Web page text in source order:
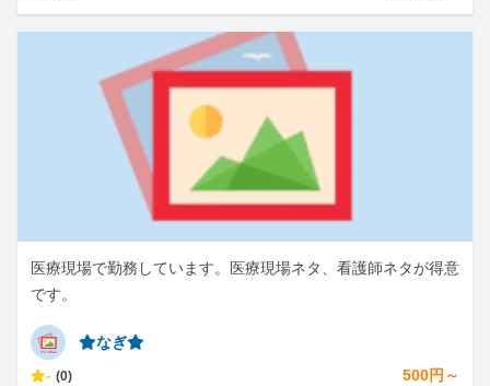
医療現場で勤務しています。医療現場ネタ、看護師ネタが得意
です。
⭐︎なぎ⭐︎
- (0) 500円～